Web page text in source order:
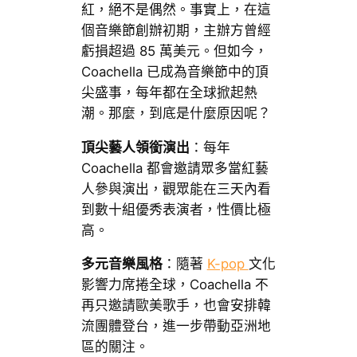
紅，絕不是偶然。事實上，在這
個音樂節創辦初期，主辦方曾經
虧損超過 85 萬美元。但如今，
Coachella 已成為音樂節中的頂
尖盛事，每年都在全球掀起熱
潮。那麼，到底是什麼原因呢？
頂尖藝人領銜演出 ：每年
Coachella 都會邀請眾多當紅藝
人參與演出，觀眾能在三天內看
到數十組優秀表演者，性價比極
高。
多元音樂風格：隨著 K-pop 文化
影響力席捲全球，Coachella 不
再只邀請歐美歌手，也會安排韓
流團體登台，進一步帶動亞洲地
區的關注。